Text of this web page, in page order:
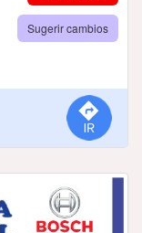
Sugerir cambios